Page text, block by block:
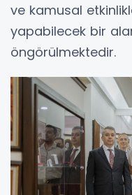
ve kamusal
yapabilecek bir
öngörülmektedir.